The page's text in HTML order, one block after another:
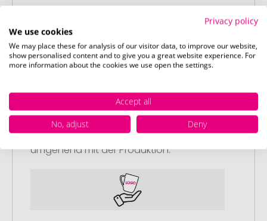
Schritt 3:
Sie erhalten von uns eine kostenlose
Druckvorschau mit Ihrem Design. Sobald
Sie diese freigeben, starten wir
umgehend mit der Produktion.
Privacy policy
We use cookies
We may place these for analysis of our visitor data, to improve our website,
show personalised content and to give you a great website experience. For
more information about the cookies we use open the settings.
Accept all
No, adjust
Deny